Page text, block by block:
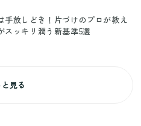
手放しどき！片づけのプロが教え
スッキリ潤う新基準5選
見る